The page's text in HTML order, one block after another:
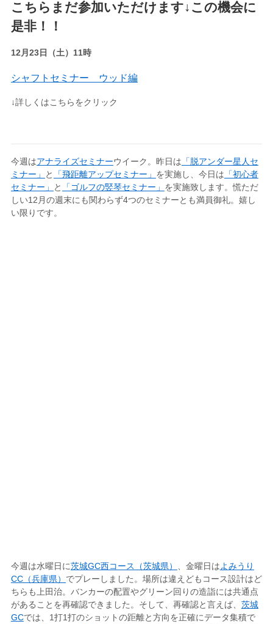
こちらまだ参加いただけます↓この機会に
是非！！
12月23日（土）11時
シャフトセミナー ウッド編
↓詳しくはこちらをクリック
今週はアナライズセミナーウイーク。昨日は 「脱アンダー星人セ
ミナー」
と 「飛距離アップセミナー」 を実施し、今日は 「初心者
セミナー」
と 「ゴルフの竪琴セミナー」 を実施致します。慌ただ
しい12月の週末にも関わらず4つのセミナーとも満員御礼。嬉し
い限りです。
今週は水曜日に茨城GC西コース（茨城県） 、金曜日はよみうり
CC（兵庫県） でプレーしました。場所は違えどもコース設計はど
ちらも上田治。バンカーの配置やグリーン回りの造詣には共通点
があることを再確認できました。そして、再確認と言えば、 茨城
GCでは、1打1打のショットの距離と方向を正確にデータ集積で